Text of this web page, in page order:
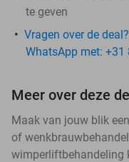
te geven
Vragen over de
WhatsApp met: +31
Meer over deze
Maak van jouw blik
of
wimperliftbehandeling